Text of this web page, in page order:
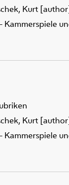
Kurt
Kammerspiele
Kurt
Kammerspiele